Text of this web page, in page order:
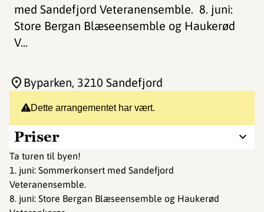
med Sandefjord Veteranensemble. 8. juni:
Store Bergan Blæseensemble og Haukerød
V...
Dette arrangementet har vært.
Priser
Ta turen til byen!
1. juni: Sommerkonsert med Sandefjord
Veteranensemble.
8. juni: Store Bergan Blæseensemble og Haukerød
Byparken, 3210 Sandefjord